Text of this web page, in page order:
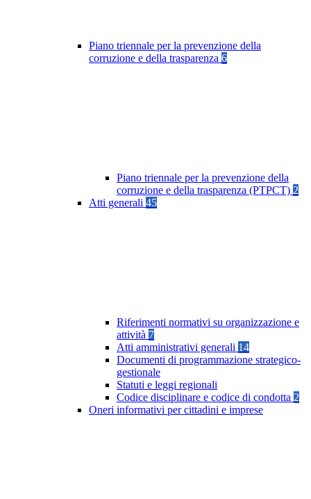
Piano triennale per la prevenzione della
corruzione e della trasparenza 6
Piano triennale per la prevenzione della
corruzione e della trasparenza (PTPCT) 2
Atti generali 45
Riferimenti normativi su organizzazione e
attività 7
Atti amministrativi generali 14
Documenti di programmazione strategico-
gestionale
Statuti e leggi regionali
Codice disciplinare e codice di condotta 2
Oneri informativi per cittadini e imprese